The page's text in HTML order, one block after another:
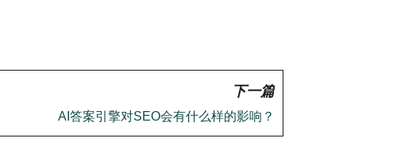
下一篇
AI答案引擎对SEO会有什么样的影响？